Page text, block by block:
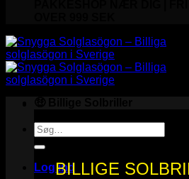
Søg
efter:
Log indBILLIGE